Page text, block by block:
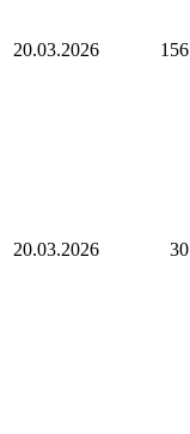
20.03.2026 156
20.03.2026 30